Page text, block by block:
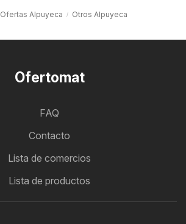
Ofertas Alpuyeca Otros Alpuyeca
Ofertomat
FAQ
Contacto
Lista de comercios
Lista de productos